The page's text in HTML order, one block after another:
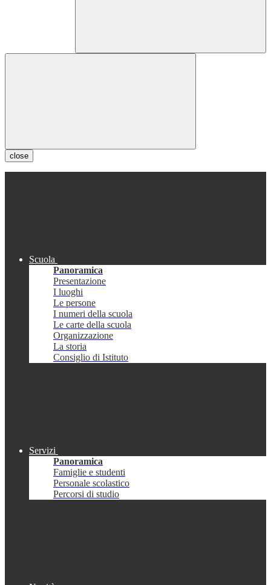
close
Scuola
Panoramica
Presentazione
I luoghi
Le persone
I numeri della scuola
Le carte della scuola
Organizzazione
La storia
Consiglio di Istituto
Servizi
Panoramica
Famiglie e studenti
Personale scolastico
Percorsi di studio